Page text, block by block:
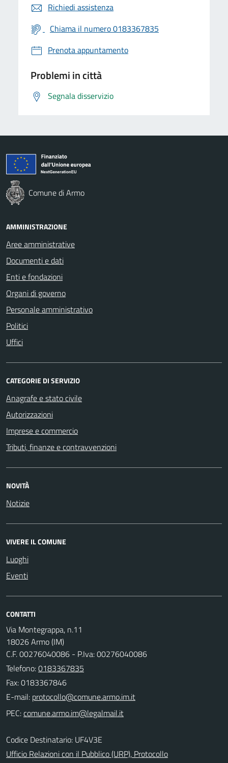
Richiedi assistenza
Chiama il numero 0183367835
Prenota appuntamento
Problemi in città
Segnala disservizio
Comune di Armo
AMMINISTRAZIONE
Aree amministrative
Documenti e dati
Enti e fondazioni
Organi di governo
Personale amministrativo
Politici
Uffici
CATEGORIE DI SERVIZIO
Anagrafe e stato civile
Autorizzazioni
Imprese e commercio
Tributi, finanze e contravvenzioni
NOVITÀ
Notizie
VIVERE IL COMUNE
Luoghi
Eventi
CONTATTI
Via Montegrappa, n.11
18026 Armo (IM)
C.F. 00276040086 - P.Iva: 00276040086
Telefono:0183367835
Fax: 0183367846
E-mail:
PEC:
Codice Destinatario: UF4V3E
Ufficio Relazioni con il Pubblico (URP), Protocollo